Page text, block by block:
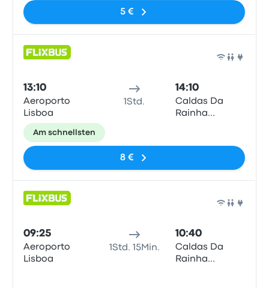
5 €
13:10
Aeroporto
Lisboa
1Std.
14:10
Caldas Da
Rainha
Am schnellsten
8 €
09:25
Aeroporto
Lisboa
1Std. 15Min.
10:40
Caldas Da
Rainha